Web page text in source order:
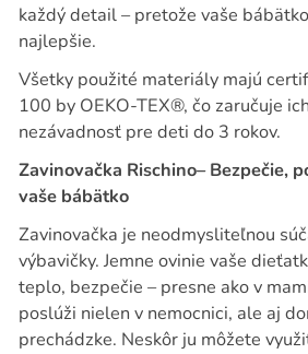
každý detail – pretože vaše
najlepšie.
Všetky použité materiály majú
100 by OEKO-TEX®, čo zaručuje
nezávadnosť pre deti do 3 rokov.
Zavinovačka Rischino– Bezpečie,
vaše bábätko
Zavinovačka je neodmysliteľnou
výbavičky. Jemne ovinie vaše
teplo, bezpečie – presne ako v
poslúži nielen v nemocnici, ale aj
prechádzke. Neskôr ju môžete